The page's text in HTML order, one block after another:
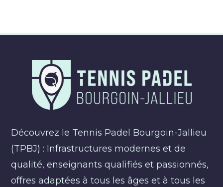
Découvrez le Tennis Padel Bourgoin-Jallieu
(TPBJ) : Infrastructures modernes et de
qualité, enseignants qualifiés et passionnés,
offres adaptées à tous les âges et à tous les